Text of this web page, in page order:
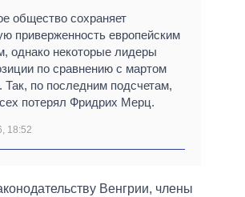
общество сохраняет
приверженность европейским
однако некоторые лидеры
по сравнению с мартом
Так, по последним подсчетам,
потерял Фридрих Мерц.
18:52
Венгрии, члены